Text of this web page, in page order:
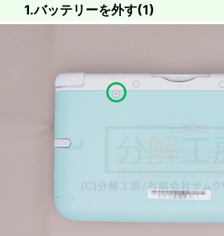
1.バッテリーを外す(1)